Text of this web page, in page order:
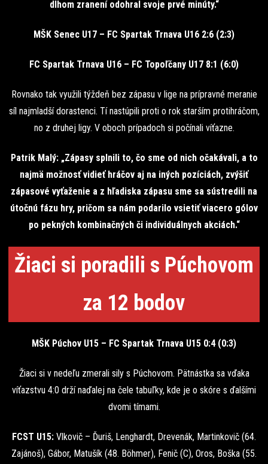
dlhom zranení odohral svoje prvé minúty.“
MŠK Senec U17 – FC Spartak Trnava U16 2:6 (2:3)
FC Spartak Trnava U16 – FC Topoľčany U17 8:1 (6:0)
Rovnako tak využili týždeň bez zápasu v lige na prípravné meranie
síl najmladší dorastenci. Tí nastúpili proti o rok starším protihráčom,
no z druhej ligy. V oboch prípadoch si počínali víťazne.
Patrik Malý: „Zápasy splnili to, čo sme od nich očakávali, a to
najmä možnosť vidieť hráčov aj na iných pozíciách, zvýšiť
zápasové vyťaženie a z hľadiska zápasu sme sa sústredili na
útočnú fázu hry, pričom sa nám podarilo vsietiť viacero gólov
po pekných kombinačných či individuálnych akciách.“
Žiaci si poradili s Púchovom
za 12 bodov
MŠK Púchov U15 – FC Spartak Trnava U15 0:4 (0:3)
Žiaci si v nedeľu zmerali sily s Púchovom. Pätnástka sa vďaka
víťazstvu 4:0 drží naďalej na čele tabuľky, kde je o skóre s ďalšími
dvomi tímami.
FCST U15: Vlkovič – Ďuriš, Lenghardt, Drevenák, Martinkovič (64.
Zajánoš), Gábor, Matušík (48. Böhmer), Fenič (C), Oros, Boška (55.